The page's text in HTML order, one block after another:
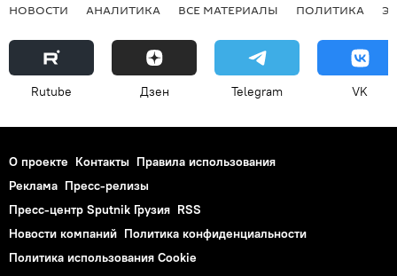
НОВОСТИ АНАЛИТИКА ВСЕ МАТЕРИАЛЫ ПОЛИТИКА
Rutube Дзен Telegram VK
О проекте Контакты Правила использования
Реклама Пресс-релизы
Пресс-центр Sputnik Грузия RSS
Новости компаний Политика конфиденциальности
Политика использования Cookie